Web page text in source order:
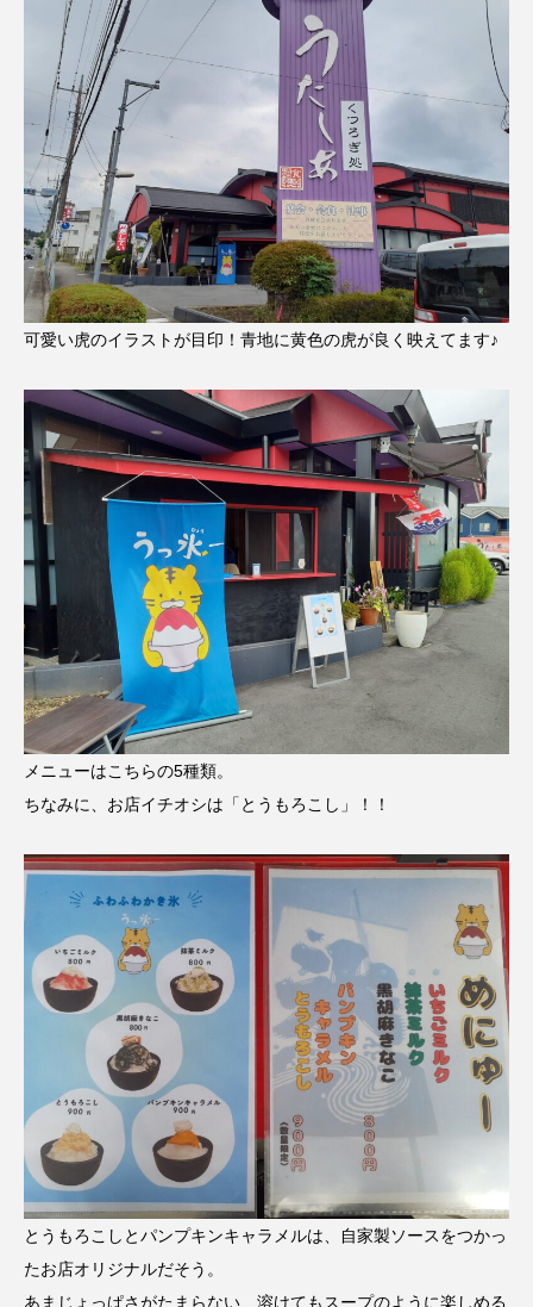
可愛い虎のイラストが目印！青地に黄色の虎が良く映えてます♪
メニューはこちらの5種類。
ちなみに、お店イチオシは「とうもろこし」！！
とうもろこしとパンプキンキャラメルは、自家製ソースをつかっ
たお店オリジナルだそう。
あまじょっぱさがたまらない、溶けてもスープのように楽しめる